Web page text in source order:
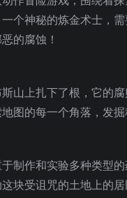
个神秘的炼金术士，
的腐蚀！
山上扎下了根，它的
图的每一个角落，发
制作和实验多种类型
块受诅咒的土地上的